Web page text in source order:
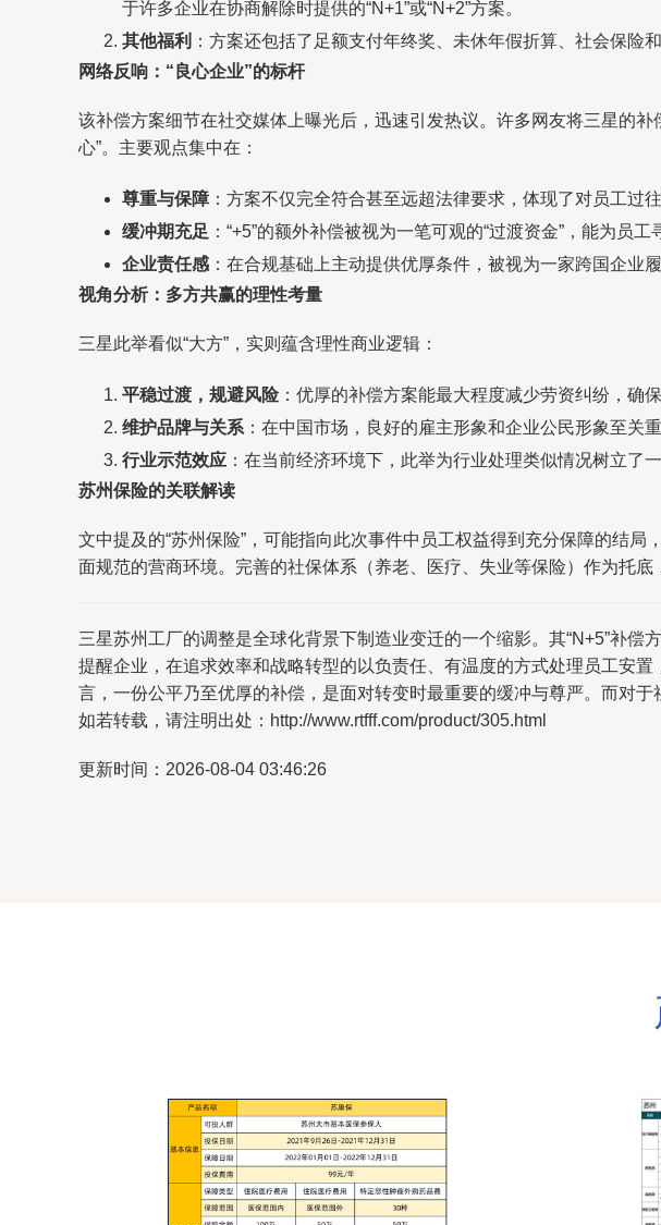
于许多企业在协商解除时提供的“N+1”或“N+2”方案。
其他福利 ：方案还包括了足额支付年终奖、未休年假折算、社会保险
网络反响：“良心企业”的标杆
该补偿方案细节在社交媒体上曝光后，迅速引发热议。许多网友将三星的补
心”。主要观点集中在：
尊重与保障 ：方案不仅完全符合甚至远超法律要求，体现了对员工过
缓冲期充足 ：“+5”的额外补偿被视为一笔可观的“过渡资金”，能为员
企业责任感 ：在合规基础上主动提供优厚条件，被视为一家跨国企业
视角分析：多方共赢的理性考量
三星此举看似“大方”，实则蕴含理性商业逻辑：
平稳过渡，规避风险：优厚的补偿方案能最大程度减少劳资纠纷，确
维护品牌与关系 ：在中国市场，良好的雇主形象和企业公民形象至关
行业示范效应 ：在当前经济环境下，此举为行业处理类似情况树立了
苏州保险的关联解读
文中提及的“苏州保险”，可能指向此次事件中员工权益得到充分保障的结
面规范的营商环境。完善的社保体系（养老、医疗、失业等保险）作为托底
三星苏州工厂的调整是全球化背景下制造业变迁的一个缩影。其“N+5”补
提醒企业，在追求效率和战略转型的以负责任、有温度的方式处理员工安
言，一份公平乃至优厚的补偿，是面对转变时最重要的缓冲与尊严。而对
如若转载，请注明出处：http://www.rtfff.com/product/305.html
更新时间：2026-08-04 03:46:26